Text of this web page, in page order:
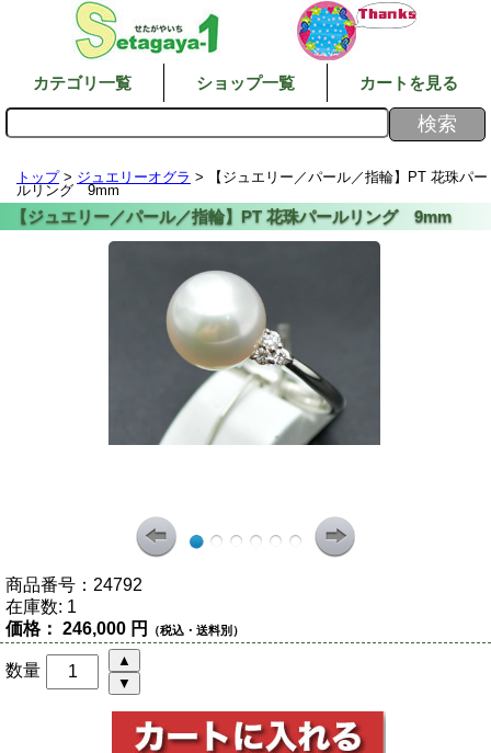
カテゴリ一覧 ショップ一覧 カートを見る
トップ> ジュエリーオグラ > 【ジュエリー／パール／指輪】PT 花珠パー
ルリング 9mm
商品番号： 24792
在庫数: 1
価格： 246,000 円 （税込・送料別）
数量